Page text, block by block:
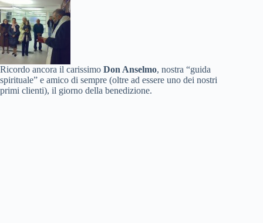
Ricordo ancora il carissimo Don Anselmo, nostra “guida
spirituale” e amico di sempre (oltre ad essere uno dei nostri
primi clienti), il giorno della benedizione.